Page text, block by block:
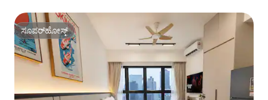
ಸೂಪರ್‌ಹೋಸ್ಟ್
ಸೂಪರ್‌ಹೋಸ್ಟ್